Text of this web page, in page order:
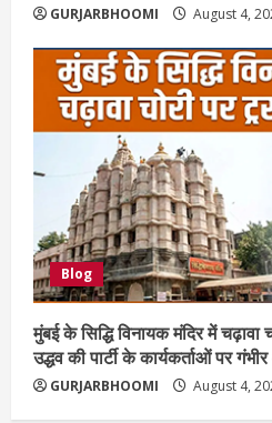
GURJARBHOOMI August 4,
Blog
मुंबई के सिद्धि विनायक मंदिर में
उद्धव की पार्टी के कार्यकर्ताओं पर
GURJARBHOOMI August 4,